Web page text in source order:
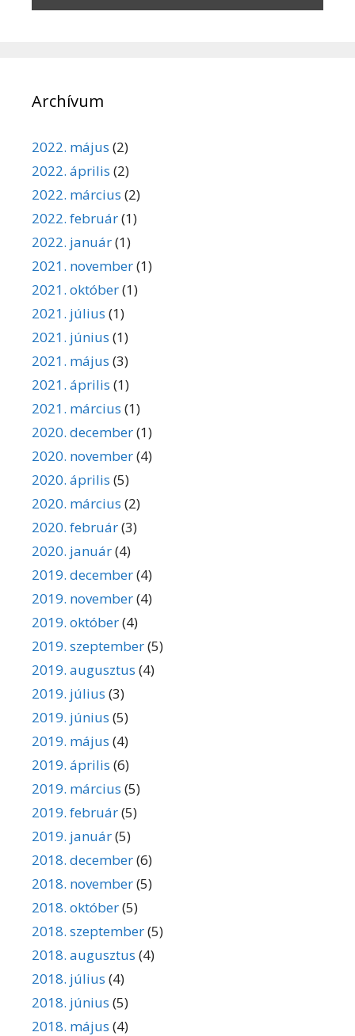
Archívum
2022. május (2)
2022. április (2)
2022. március (2)
2022. február(1)
2022. január(1)
2021. november(1)
2021. október(1)
2021. július (1)
2021. június (1)
2021. május (3)
2021. április (1)
2021. március (1)
2020. december(1)
2020. november(4)
2020. április (5)
2020. március (2)
2020. február(3)
2020. január(4)
2019. december(4)
2019. november(4)
2019. október(4)
2019. szeptember(5)
2019. augusztus (4)
2019. július (3)
2019. június (5)
2019. május (4)
2019. április (6)
2019. március (5)
2019. február(5)
2019. január(5)
2018. december(6)
2018. november(5)
2018. október(5)
2018. szeptember(5)
2018. augusztus (4)
2018. július (4)
2018. június (5)
2018. május (4)